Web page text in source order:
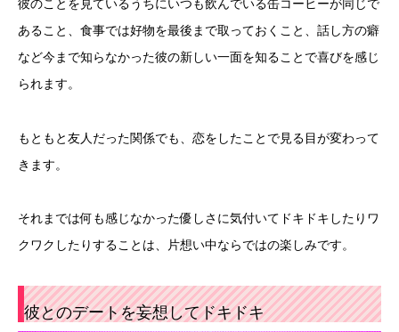
彼のことを見ているうちにいつも飲んでいる缶コーヒーが同じで
あること、食事では好物を最後まで取っておくこと、話し方の癖
など今まで知らなかった彼の新しい一面を知ることで喜びを感じ
られます。
もともと友人だった関係でも、恋をしたことで見る目が変わって
きます。
それまでは何も感じなかった優しさに気付いてドキドキしたりワ
クワクしたりすることは、片想い中ならではの楽しみです。
彼とのデートを妄想してドキドキ